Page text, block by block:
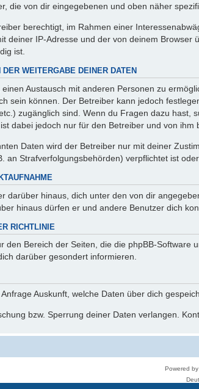
die von dir eingegebenen und oben näher
berechtigt, im Rahmen einer
deiner IP-Adresse und der von deinem
ist.
WEITERGABE DEINER DATEN
Austausch mit anderen Personen zu
sein können. Der Betreiber kann jedoch
zugänglich sind. Wenn du Fragen dazu
dabei jedoch nur für den Betreiber und von ihm
Daten wird der Betreiber nur mit deiner
an Strafverfolgungsbehörden) verpflichtet ist
darüber hinaus, dich unter den von dir
hinaus dürfen er und andere Benutzer dich
RICHTLINIE
den Bereich der Seiten, die die phpBB-
darüber gesondert informieren.
Auskunft, welche Daten über dich
bzw. Sperrung deiner Daten verlangen.
Powered by